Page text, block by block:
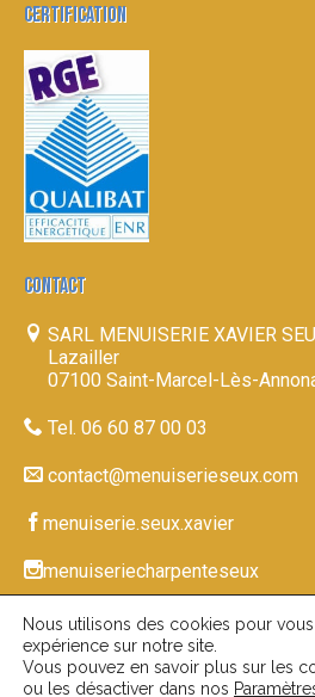
CERTIFICATION
CONTACT
SARL MENUISERIE XAVIER
Lazailler
07100 Saint-Marcel-Lès-
Tel. 06 60 87 00 03
contact@menuiserieseux.com
menuiserie.seux.xavier
menuiseriecharpenteseux
© 2026-27
Nous utilisons des cookies pour
expérience sur notre site.
Vous pouvez en savoir plus sur les
ou les désactiver dans nos